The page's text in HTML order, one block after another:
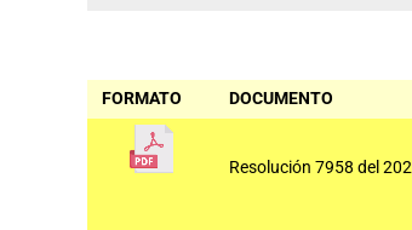
FORMATO DOCUMENTO
Resolución 7958 del